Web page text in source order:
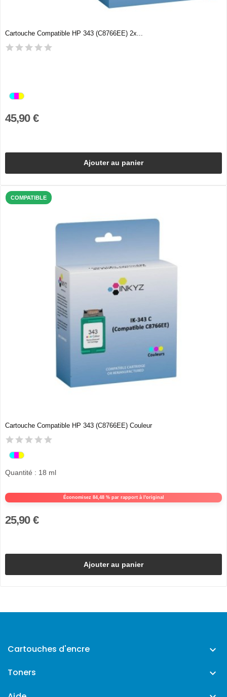
Cartouche Compatible HP 343 (C8766EE) 2x...
45,90 €
Ajouter au panier
COMPATIBLE
Cartouche Compatible HP 343 (C8766EE) Couleur
Économisez 84,48 % par rapport à l'original
Quantité : 18 ml
25,90 €
Ajouter au panier
Cartouches d'encre 
Toners 